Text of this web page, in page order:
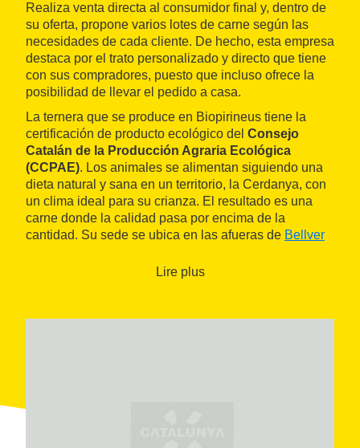
Realiza venta directa al consumidor final y, dentro de
su oferta, propone varios lotes de carne según las
necesidades de cada cliente. De hecho, esta empresa
destaca por el trato personalizado y directo que tiene
con sus compradores, puesto que incluso ofrece la
posibilidad de llevar el pedido a casa.
La ternera que se produce en Biopirineus tiene la
certificación de producto ecológico del Consejo
Catalán de la Producción Agraria Ecológica
(CCPAE). Los animales se alimentan siguiendo una
dieta natural y sana en un territorio, la Cerdanya, con
un clima ideal para su crianza. El resultado es una
carne donde la calidad pasa por encima de la
cantidad. Su sede se ubica en las afueras de Bellver
Lire plus